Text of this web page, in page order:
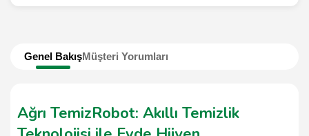
Genel BakışMüşteri Yorumları
Ağrı TemizRobot: Akıllı Temizlik